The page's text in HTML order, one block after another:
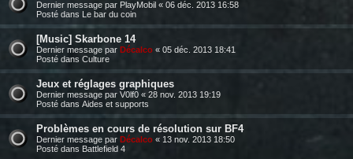
Dernier message par PlayMobil « 06 déc. 2013 16:58
Posté dans Le bar du coin
[Music] Skarbone 14
Dernier message par Décalco « 05 déc. 2013 18:41
Posté dans Culture
Jeux et réglages graphiques
Dernier message par V0lf0 « 28 nov. 2013 19:19
Posté dans Aides et supports
Problèmes en cours de résolution sur BF4
Dernier message par Décalco « 13 nov. 2013 18:50
Posté dans Battlefield 4